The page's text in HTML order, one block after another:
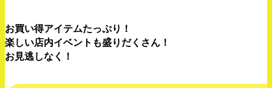
お買い得アイテムたっぷり！
楽しい店内イベントも盛りだくさん！
お見逃しなく！